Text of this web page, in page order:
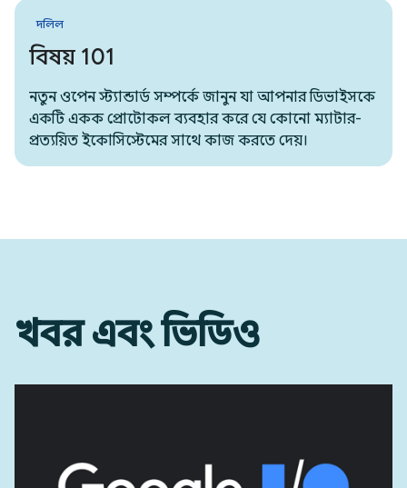
দলিল
বিষয় 101
নতুন ওপেন স্ট্যান্ডার্ড সম্পর্কে জানুন যা আপনার ডিভাইসকে
একটি একক প্রোটোকল ব্যবহার করে যে কোনো ম্যাটার-
প্রত্যয়িত ইকোসিস্টেমের সাথে কাজ করতে দেয়।
খবর এবং ভিডিও